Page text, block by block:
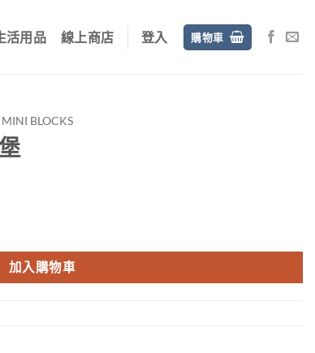
活用品 線上商店 登入 購物車
MINI BLOCKS
加入購物車